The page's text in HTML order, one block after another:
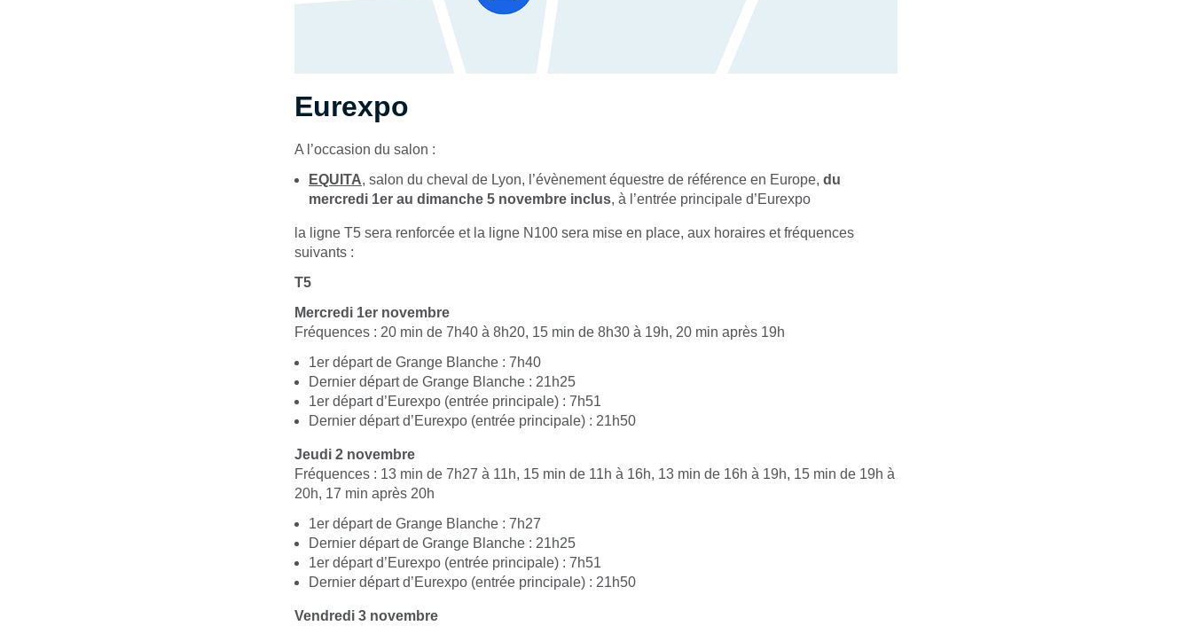
Eurexpo
A l’occasion du salon :
EQUITA, salon du cheval de Lyon, l’évènement équestre de référence en Europe, du
mercredi 1er au dimanche 5 novembre inclus, à l’entrée principale d’Eurexpo
la ligne T5 sera renforcée et la ligne N100 sera mise en place, aux horaires et fréquences
suivants :
T5
Mercredi 1er novembre
Fréquences : 20 min de 7h40 à 8h20, 15 min de 8h30 à 19h, 20 min après 19h
1er départ de Grange Blanche : 7h40
Dernier départ de Grange Blanche : 21h25
1er départ d’Eurexpo (entrée principale) : 7h51
Dernier départ d’Eurexpo (entrée principale) : 21h50
Jeudi 2 novembre
Fréquences : 13 min de 7h27 à 11h, 15 min de 11h à 16h, 13 min de 16h à 19h, 15 min de 19h à
20h, 17 min après 20h
1er départ de Grange Blanche : 7h27
Dernier départ de Grange Blanche : 21h25
1er départ d’Eurexpo (entrée principale) : 7h51
Dernier départ d’Eurexpo (entrée principale) : 21h50
Vendredi 3 novembre